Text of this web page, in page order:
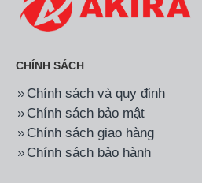
CHÍNH SÁCH
Chính sách và quy định
Chính sách bảo mật
Chính sách giao hàng
Chính sách bảo hành